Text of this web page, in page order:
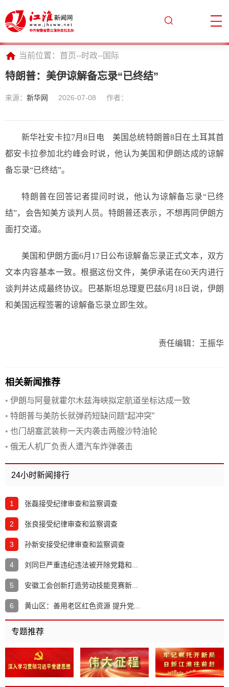
当前位置： 首页--时政--国际
特朗普：美伊谅解备忘录“已终结”
来源： 新华网 2026-07-08 作者：
新华社安卡拉7月8日电 美国总统特朗普8日在土耳其首
都安卡拉参加北约峰会时说，他认为美国和伊朗达成的谅解
备忘录“已终结”。
特朗普在回答记者提问时说，他认为谅解备忘录“已终
结”，会告知美方谈判人员。特朗普还表示，不想再同伊朗方
面打交道。
美国和伊朗方面6月17日公布谅解备忘录正式文本，双方
文本内容基本一致。根据这份文件，美伊承诺在60天内进行
谈判并达成最终协议。巴基斯坦总理夏巴兹6月18日说，伊朗
和美国远程签署的谅解备忘录立即生效。
责任编辑：王振华
相关新闻推荐
• 伊朗与阿曼就霍尔木兹海峡拟定航道坐标达成一致
• 特朗普与美防长就弹药短缺问题“起冲突”
• 也门胡塞武装称一天内袭击两艘沙特油轮
• 俄无人机厂负责人遭汽车炸弹袭击
24小时新闻排行
1 张磊接受纪律审查和监察调查
2 张良接受纪律审查和监察调查
3 孙新安接受纪律审查和监察调查
4 刘同巨严重违纪违法被开除党籍和...
5 安徽工会创新打造劳动技能竞赛新...
6 黄山区：善用老区红色资源 提升党...
专题推荐